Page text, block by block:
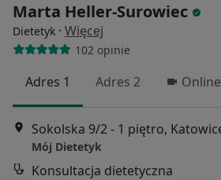
Marta Heller-Surowiec
Dietetyk · Więcej
102 opinie
Adres 1 Adres 2 Online
Mój Dietetyk
Konsultacja dietetyczna